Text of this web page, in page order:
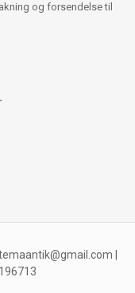
og forsendelse til